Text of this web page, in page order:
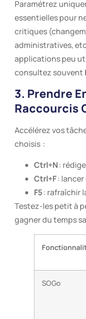
Paramétrez
essentielles pour
critiques
administratives,
applications peu
consultez souvent
3. Prendre
Raccourcis
Accélérez vos
choisis :
Ctrl+N:
Ctrl+F:
F5: rafraîchir
Testez-les petit à
gagner du temps
SOGo